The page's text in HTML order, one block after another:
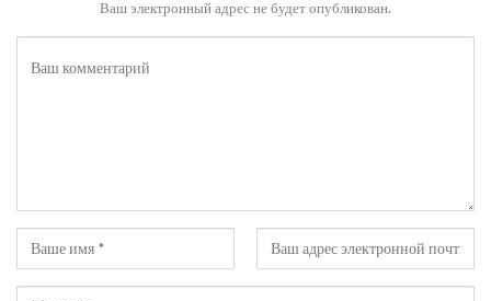
Ваш электронный адрес не будет опубликован.